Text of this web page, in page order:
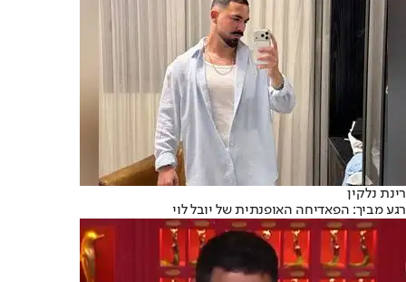
רינת נלקין
רגע מביך: הפאדיחה האופנתית של יובל לוי